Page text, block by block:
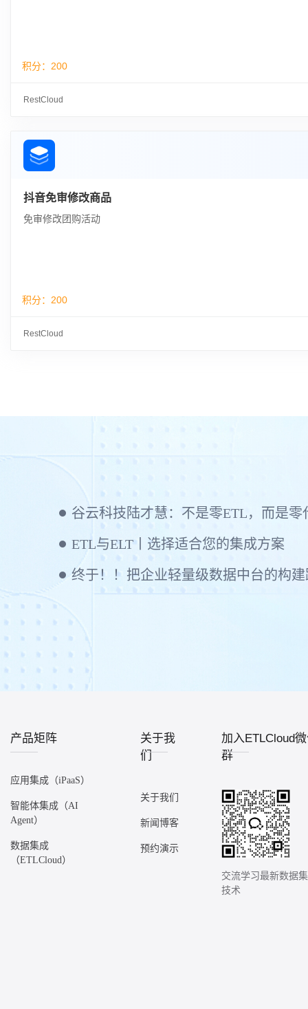
积分： 200
RestCloud
抖音免审修改商品
免审修改团购活动
积分： 200
RestCloud
ETL与ELT丨选择适合您的集成方案
终于！！把企业轻量级数据中台的构
产品矩阵
应用集成（iPaaS）
智能体集成（AI
Agent）
数据集成
（ETLCloud）
关于我
们
关于我们
新闻博客
预约演示
加入ETLCloud
群
交流学习最新数据
技术